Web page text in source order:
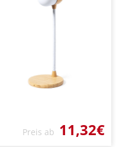
Preis ab 11,32€